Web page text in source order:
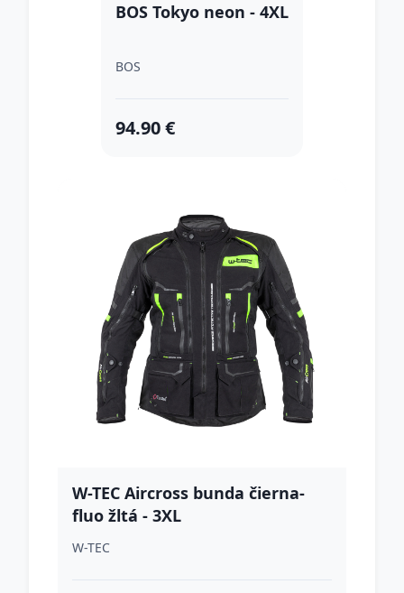
BOS Tokyo neon - 4XL
BOS
94.90 €
W-TEC Aircross bunda čierna-
fluo žltá - 3XL
W-TEC